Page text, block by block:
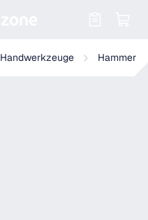
Handwerkzeuge Hammer